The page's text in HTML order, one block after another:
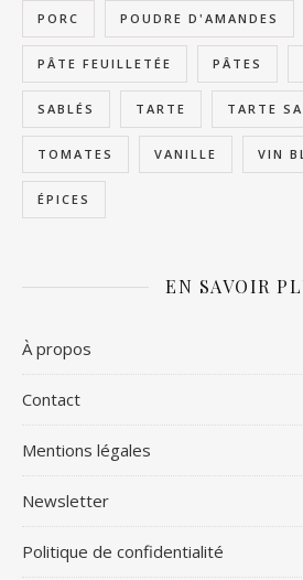
PORC POUDRE D'AMANDES
PÂTE FEUILLETÉE PÂTES
SABLÉS TARTE TARTE
TOMATES VANILLE VIN
ÉPICES
EN SAVOIR
À propos
Contact
Mentions légales
Newsletter
Politique de confidentialité